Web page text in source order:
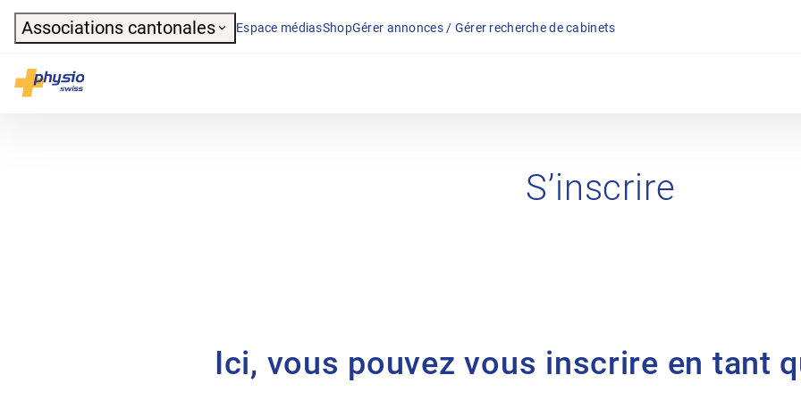
Header
Associations cantonales Espace médiasShopGérer annonces / Gérer recherche de cabinets
Physioswiss
Navigation principale
S’inscrire
Ici, vous pouvez vous inscrire en tant